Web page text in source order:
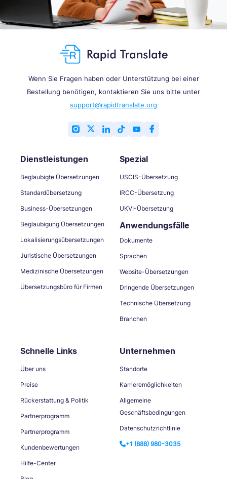
Wenn Sie Fragen haben oder Unterstützung bei einer
Bestellung benötigen, kontaktieren Sie uns bitte unter
support@rapidtranslate.org
Dienstleistungen
Beglaubigte Übersetzungen
Standardübersetzung
Business-Übersetzungen
Beglaubigung Übersetzungen
Lokalisierungsübersetzungen
Juristische Übersetzungen
Medizinische Übersetzungen
Übersetzungsbüro für Firmen
Spezial
USCIS-Übersetzung
IRCC-Übersetzung
UKVI-Übersetzung
Anwendungsfälle
Dokumente
Sprachen
Website-Übersetzungen
Dringende Übersetzungen
Technische Übersetzung
Branchen
Schnelle Links
Über uns
Preise
Rückerstattung & Politik
Partnerprogramm
Partnerprogramm
Kundenbewertungen
Hilfe-Center
Unternehmen
Standorte
Karrieremöglichkeiten
Allgemeine
Geschäftsbedingungen
Datenschutzrichtlinie
+1 (888) 980-3035